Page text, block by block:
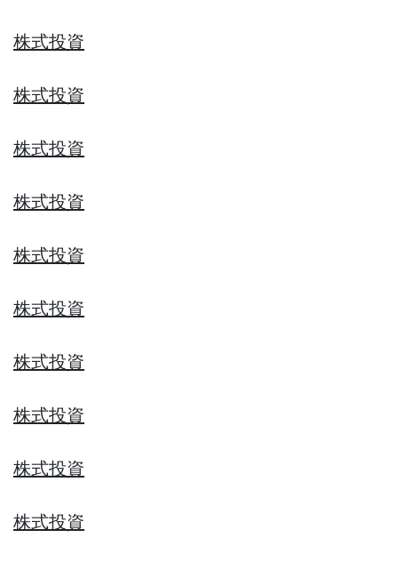
株式投資
株式投資
株式投資
株式投資
株式投資
株式投資
株式投資
株式投資
株式投資
株式投資